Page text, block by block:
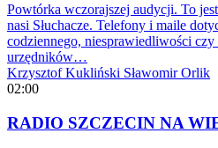
Powtórka wczorajszej audycji. To
nasi Słuchacze. Telefony i maile
codziennego, niesprawiedliwości czy
urzędników…
Krzysztof Kukliński Sławomir Orlik
02:00
RADIO SZCZECIN NA